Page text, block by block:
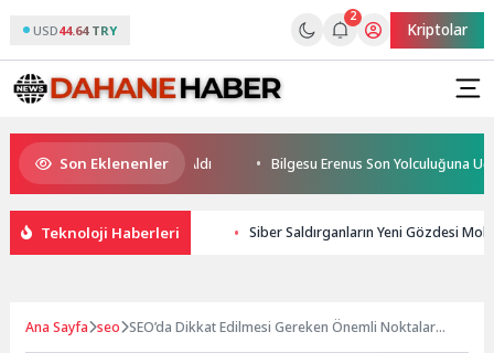
USD44.64 TRY
2
Kriptolar
Son Eklenenler
Sertifikalarını Aldı Bilgesu Erenus Son Yolculuğuna Uğurlandı
Teknoloji Haberleri Siber Saldırganların Yeni Gözdesi
Ana Sayfa seo SEO’da Dikkat Edilmesi Gereken Önemli Noktalar